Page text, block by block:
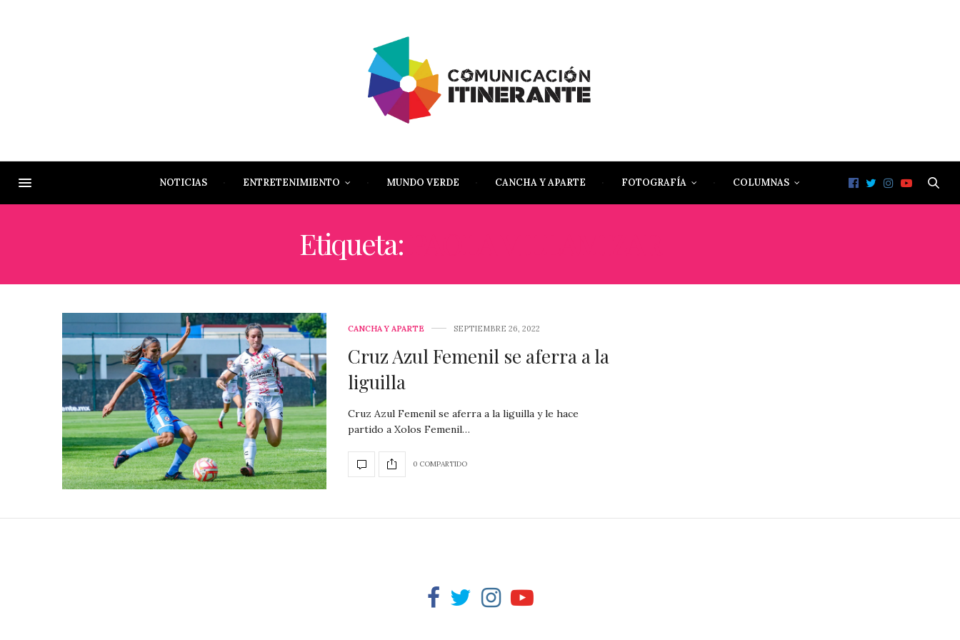
NOTICIAS ENTRETENIMIENTO MUNDO VERDE CANCHA Y APARTE FOTOGRAFÍA COLUMNAS
Etiqueta:
CANCHA Y APARTE SEPTIEMBRE 26, 2022
Cruz Azul Femenil se aferra a la
liguilla
Cruz Azul Femenil se aferra a la liguilla y le hace
partido a Xolos Femenil…
0 COMPARTIDO